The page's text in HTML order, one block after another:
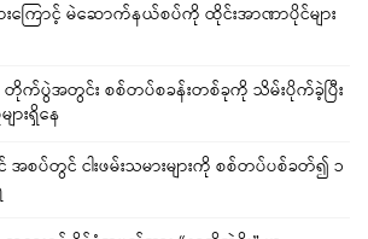
းကြောင့် မဲဆောက်နယ်စပ်ကို ထိုင်းအာဏာပိုင်များ
ပွဲအတွင်း စစ်တပ်စခန်းတစ်ခုကို သိမ်းပိုက်ခဲ့ပြီး
ားရှိနေ
စပ်တွင် ငါးဖမ်းသမားများကို စစ်တပ်ပစ်ခတ်၍ ၁